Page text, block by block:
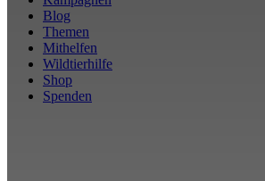
Blog
Themen
Mithelfen
Wildtierhilfe
Shop
Spenden